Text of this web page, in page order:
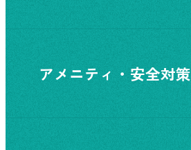
アメニティ・安全対策